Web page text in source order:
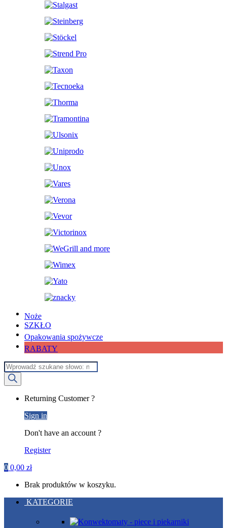
Noże
SZKŁO
Opakowania spożywcze
RABATY
Wyszukiwarka
produktów
Returning Customer ?
Sign in
Don't have an account ?
Register
0 0,00 zł
Brak produktów w koszyku.
KATEGORIE